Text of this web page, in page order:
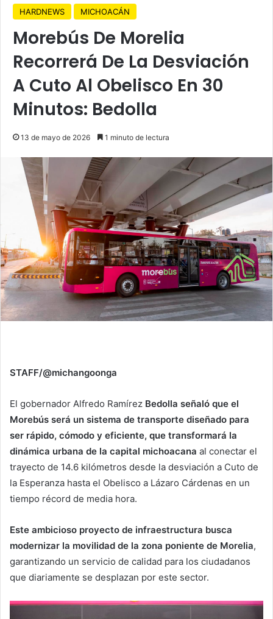
HARDNEWS MICHOACÁN
Morebús De Morelia
Recorrerá De La Desviación
A Cuto Al Obelisco En 30
Minutos: Bedolla
13 de mayo de 2026 1 minuto de lectura
STAFF/@michangoonga
El gobernador Alfredo Ramírez Bedolla señaló que el
Morebús será un sistema de transporte diseñado para
ser rápido, cómodo y eficiente, que transformará la
dinámica urbana de la capital michoacana al conectar el
trayecto de 14.6 kilómetros desde la desviación a Cuto de
la Esperanza hasta el Obelisco a Lázaro Cárdenas en un
tiempo récord de media hora.
Este ambicioso proyecto de infraestructura busca
modernizar la movilidad de la zona poniente de Morelia,
garantizando un servicio de calidad para los ciudadanos
que diariamente se desplazan por este sector.